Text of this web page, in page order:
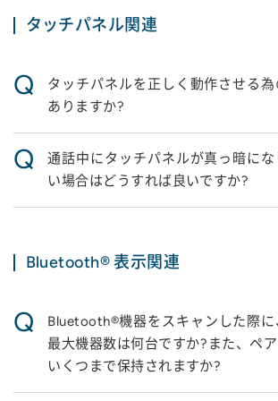
タッチパネル関連
Q
タッチパネルを正しく動作させる
ありますか?
Q
通話中にタッチパネルが真っ暗に
い場合はどうすれば良いですか?
Bluetooth® 表示関連
Q
Bluetooth®機器をスキャンした際
最大機器数は何台ですか?また、ペ
いくつまで保持されますか?